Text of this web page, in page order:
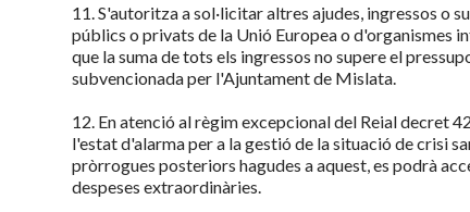
11. S'autoritza a sol·licitar altres ajudes, ingressos o
públics o privats de la Unió Europea o d'organismes
que la suma de tots els ingressos no supere el
subvencionada per l'Ajuntament de Mislata.
12. En atenció al règim excepcional del Reial decret
l'estat d'alarma per a la gestió de la situació de crisi
pròrrogues posteriors hagudes a aquest, es podrà
despeses extraordinàries.